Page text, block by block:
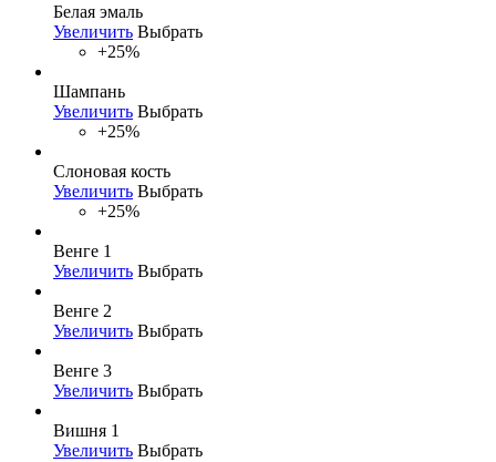
Белая эмаль
Увеличить Выбрать
+25%
Шампань
Увеличить Выбрать
+25%
Слоновая кость
Увеличить Выбрать
+25%
Венге 1
Увеличить Выбрать
Венге 2
Увеличить Выбрать
Венге 3
Увеличить Выбрать
Вишня 1
Увеличить Выбрать